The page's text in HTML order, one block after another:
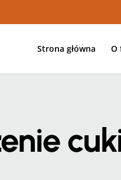
Strona główna O